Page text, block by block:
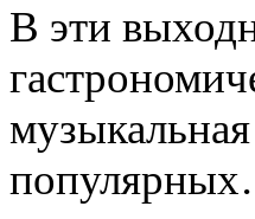
В эти